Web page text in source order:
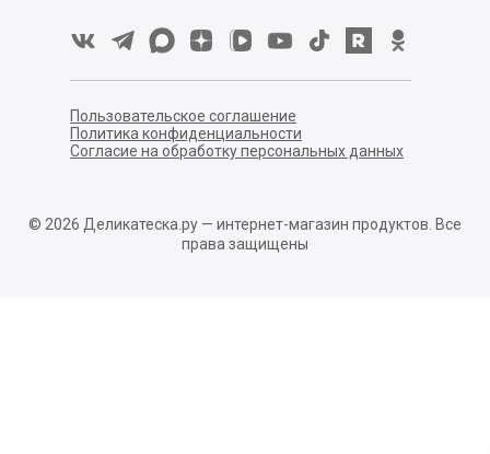
Пользовательское соглашение
Политика конфиденциальности
Согласие на обработку персональных данных
© 2026 Деликатеска.ру — интернет-магазин продуктов. Все
права защищены